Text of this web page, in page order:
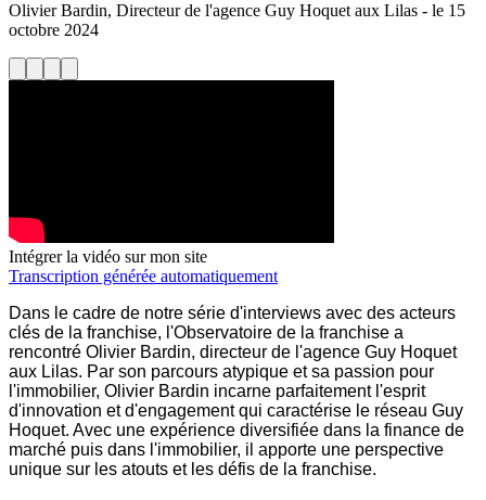
Olivier Bardin, Directeur de l'agence Guy Hoquet aux Lilas - le 15
octobre 2024
Intégrer la vidéo sur mon site
Transcription générée automatiquement
Dans le cadre de notre série d'interviews avec des acteurs
clés de la franchise, l'Observatoire de la franchise a
rencontré Olivier Bardin, directeur de l'agence Guy Hoquet
aux Lilas. Par son parcours atypique et sa passion pour
l'immobilier, Olivier Bardin incarne parfaitement l'esprit
d'innovation et d'engagement qui caractérise le réseau Guy
Hoquet. Avec une expérience diversifiée dans la finance de
marché puis dans l'immobilier, il apporte une perspective
unique sur les atouts et les défis de la franchise.